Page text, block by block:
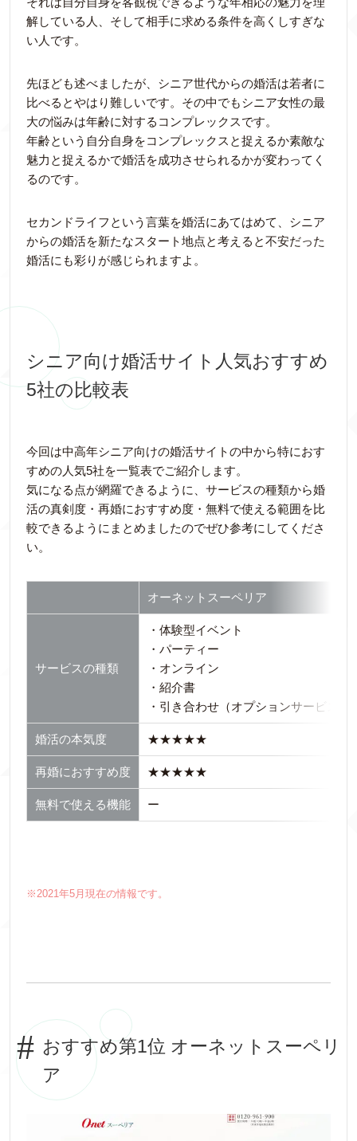
解している人、そして相手に求める条件を高くしすぎな
い人です。
先ほども述べましたが、シニア世代からの婚活は若者に
比べるとやはり難しいです。その中でもシニア女性の最
大の悩みは年齢に対するコンプレックスです。
年齢という自分自身をコンプレックスと捉えるか素敵な
魅力と捉えるかで婚活を成功させられるかが変わってく
るのです。
セカンドライフという言葉を婚活にあてはめて、シニア
からの婚活を新たなスタート地点と考えると不安だった
婚活にも彩りが感じられますよ。
シニア向け婚活サイト人気おすすめ
5社の比較表
今回は中高年シニア向けの婚活サイトの中から特におす
すめの人気5社を一覧表でご紹介します。
気になる点が網羅できるように、サービスの種類から婚
活の真剣度・再婚におすすめ度・無料で使える範囲を比
較できるようにまとめましたのでぜひ参考にしてくださ
い。
オーネットスーペリア
サービスの種類
・体験型イベント
・パーティー
・オンライン
・紹介書
・引き合わせ（オプションサービス）
婚活の本気度 ★★★★★
再婚におすすめ度 ★★★★★
無料で使える機能 ー
※2021年5月現在の情報です。
おすすめ第1位 オーネットスーペリ
ア